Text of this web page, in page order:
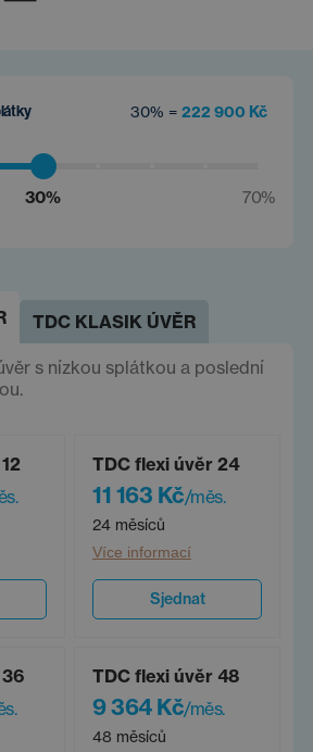
30% = 222 900 Kč
30% 70%
TDC KLASIK ÚVĚR
s nízkou splátkou a poslední
TDC flexi úvěr 24
11 163 Kč/měs.
24 měsíců
Více informací
Sjednat
TDC flexi úvěr 48
9 364 Kč/měs.
48 měsíců